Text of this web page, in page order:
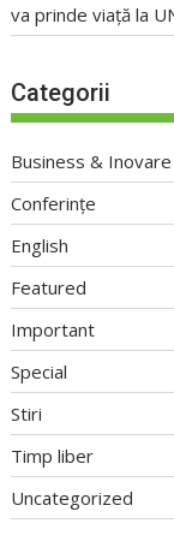
va prinde viață la
Categorii
Business & Inovare
Conferințe
English
Featured
Important
Special
Stiri
Timp liber
Uncategorized